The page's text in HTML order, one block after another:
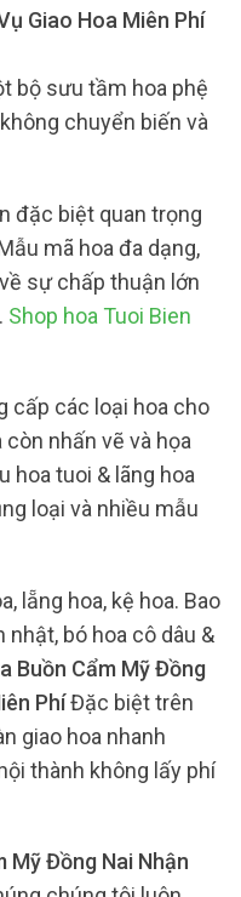
Giao Hoa Miên Phí
bộ sưu tầm hoa phệ
chuyển biến và
đặc biệt quan trọng
mã hoa đa dạng,
sự chấp thuận lớn
Shop hoa Tuoi Bien
cấp các loại hoa cho
nhấn vẽ và họa
hoa tuoi & lãng hoa
loại và nhiều mẫu
lẵng hoa, kệ hoa. Bao
bó hoa cô dâu &
Buồn Cẩm Mỹ Đồng
PhíĐặc biệt trên
giao hoa nhanh
thành không lấy phí
Mỹ Đồng Nai Nhận